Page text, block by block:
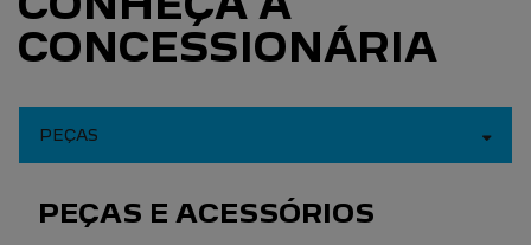
CONCESSIONÁRIA
PEÇAS
PEÇAS E ACESSÓRIOS